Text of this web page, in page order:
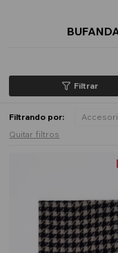
Filtrando por:
Quitar filtros